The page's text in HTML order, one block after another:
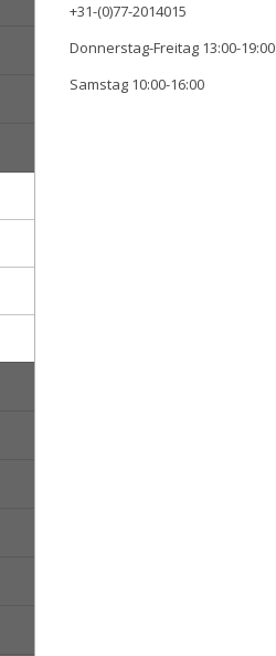
+31-(0)77-2014015
Donnerstag-Freitag 13:00-19:00
Samstag 10:00-16:00